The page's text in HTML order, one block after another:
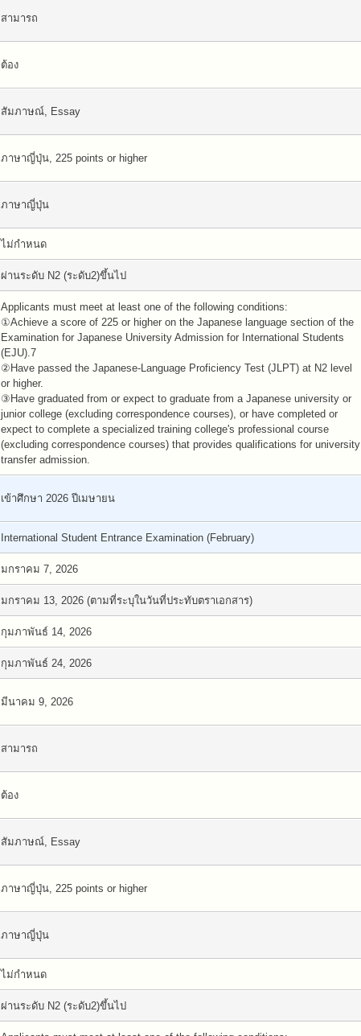
สามารถ
ต้อง
สัมภาษณ์, Essay
ภาษาญี่ปุ่น, 225 points or higher
ภาษาญี่ปุ่น
ไม่กำหนด
ผ่านระดับ N2 (ระดับ2)ขึ้นไป
Applicants must meet at least one of the following conditions:
①Achieve a score of 225 or higher on the Japanese language section of the
Examination for Japanese University Admission for International Students
(EJU).7
②Have passed the Japanese-Language Proficiency Test (JLPT) at N2 level
or higher.
③Have graduated from or expect to graduate from a Japanese university or
junior college (excluding correspondence courses), or have completed or
expect to complete a specialized training college's professional course
(excluding correspondence courses) that provides qualifications for university
transfer admission.
เข้าศึกษา 2026 ปีเมษายน
International Student Entrance Examination (February)
มกราคม 7, 2026
มกราคม 13, 2026 (ตามที่ระบุในวันที่ประทับตราเอกสาร)
กุมภาพันธ์ 14, 2026
กุมภาพันธ์ 24, 2026
มีนาคม 9, 2026
สามารถ
ต้อง
สัมภาษณ์, Essay
ภาษาญี่ปุ่น, 225 points or higher
ภาษาญี่ปุ่น
ไม่กำหนด
ผ่านระดับ N2 (ระดับ2)ขึ้นไป